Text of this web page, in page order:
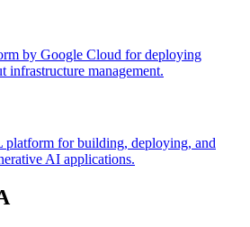
by Google Cloud for deploying
infrastructure management.
for building, deploying, and
AI applications.